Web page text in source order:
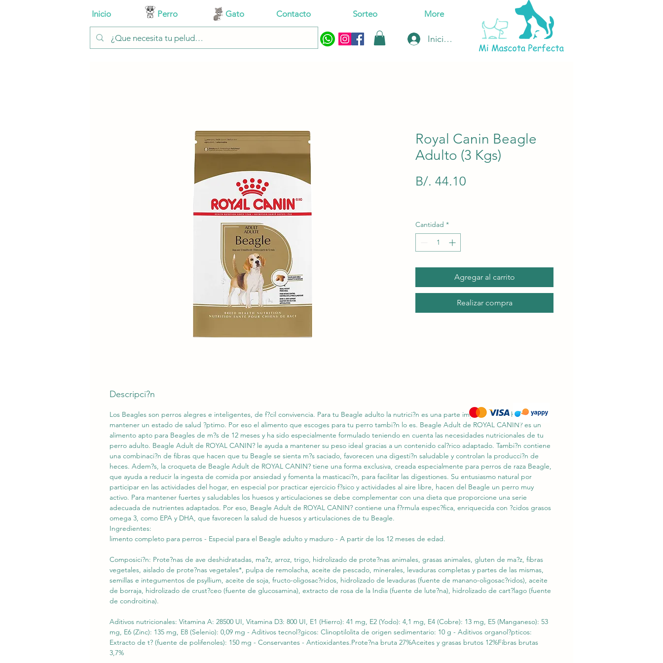
Inicio Perro Gato Contacto Sorteo More
Iniciar sesión
Royal Canin Beagle
Adulto (3 Kgs)
B/. 44.10
Cantidad *
Agregar al carrito
Realizar compra
Descripci?n
Los Beagles son perros alegres e inteligentes, de f?cil convivencia. Para tu Beagle adulto la nutrici?n es una parte importante a la hora de
mantener un estado de salud ?ptimo. Por eso el alimento que escoges para tu perro tambi?n lo es. Beagle Adult de ROYAL CANIN? es un
alimento apto para Beagles de m?s de 12 meses y ha sido especialmente formulado teniendo en cuenta las necesidades nutricionales de tu
perro adulto. Beagle Adult de ROYAL CANIN? le ayuda a mantener su peso ideal gracias a un contenido cal?rico adaptado. Tambi?n contiene
una combinaci?n de fibras que hacen que tu Beagle se sienta m?s saciado, favorecen una digesti?n saludable y controlan la producci?n de
heces. Adem?s, la croqueta de Beagle Adult de ROYAL CANIN? tiene una forma exclusiva, creada especialmente para perros de raza Beagle,
que ayuda a reducir la ingesta de comida por ansiedad y fomenta la masticaci?n, para facilitar las digestiones. Su entusiasmo natural por
participar en las actividades del hogar, en especial por practicar ejercicio f?sico y actividades al aire libre, hacen del Beagle un perro muy
activo. Para mantener fuertes y saludables los huesos y articulaciones se debe complementar con una dieta que proporcione una serie
adecuada de nutrientes adaptados. Por eso, Beagle Adult de ROYAL CANIN? contiene una f?rmula espec?fica, enriquecida con ?cidos grasos
omega 3, como EPA y DHA, que favorecen la salud de huesos y articulaciones de tu Beagle.
Ingredientes:
limento completo para perros - Especial para el Beagle adulto y maduro - A partir de los 12 meses de edad.
Composici?n: Prote?nas de ave deshidratadas, ma?z, arroz, trigo, hidrolizado de prote?nas animales, grasas animales, gluten de ma?z, fibras
vegetales, aislado de prote?nas vegetales*, pulpa de remolacha, aceite de pescado, minerales, levaduras completas y partes de las mismas,
semillas e integumentos de psyllium, aceite de soja, fructo-oligosac?ridos, hidrolizado de levaduras (fuente de manano-oligosac?ridos), aceite
de borraja, hidrolizado de crust?ceo (fuente de glucosamina), extracto de rosa de la India (fuente de lute?na), hidrolizado de cart?lago (fuente
de condroitina).
Aditivos nutricionales: Vitamina A: 28500 UI, Vitamina D3: 800 UI, E1 (Hierro): 41 mg, E2 (Yodo): 4,1 mg, E4 (Cobre): 13 mg, E5 (Manganeso): 53
mg, E6 (Zinc): 135 mg, E8 (Selenio): 0,09 mg - Aditivos tecnol?gicos: Clinoptilolita de origen sedimentario: 10 g - Aditivos organol?pticos:
Extracto de t? (fuente de polifenoles): 150 mg - Conservantes - Antioxidantes.Prote?na bruta 27%Aceites y grasas brutos 12%Fibras brutas
3,7%